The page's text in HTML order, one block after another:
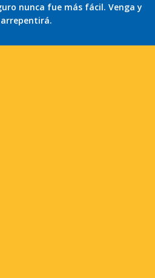
nunca fue más fácil. Venga y